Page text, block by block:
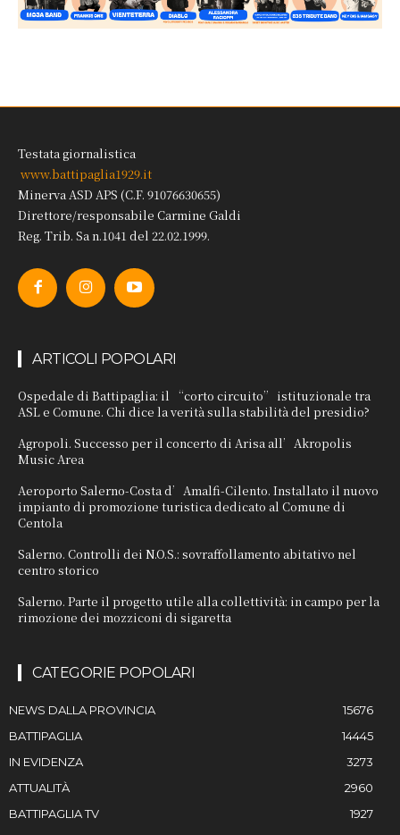
Testata giornalistica
www.battipaglia1929.it
Minerva ASD APS (C.F. 91076630655)
Direttore/responsabile Carmine Galdi
Reg. Trib. Sa n.1041 del 22.02.1999.
ARTICOLI POPOLARI
Ospedale di Battipaglia: il “corto circuito” istituzionale tra
ASL e Comune. Chi dice la verità sulla stabilità del presidio?
Agropoli. Successo per il concerto di Arisa all’Akropolis
Music Area
Aeroporto Salerno-Costa d’Amalfi-Cilento. Installato il nuovo
impianto di promozione turistica dedicato al Comune di
Centola
Salerno. Controlli dei N.O.S.: sovraffollamento abitativo nel
centro storico
Salerno. Parte il progetto utile alla collettività: in campo per la
rimozione dei mozziconi di sigaretta
CATEGORIE POPOLARI
NEWS DALLA PROVINCIA
15676
BATTIPAGLIA
14445
IN EVIDENZA
3273
ATTUALITÀ
2960
BATTIPAGLIA TV
1927